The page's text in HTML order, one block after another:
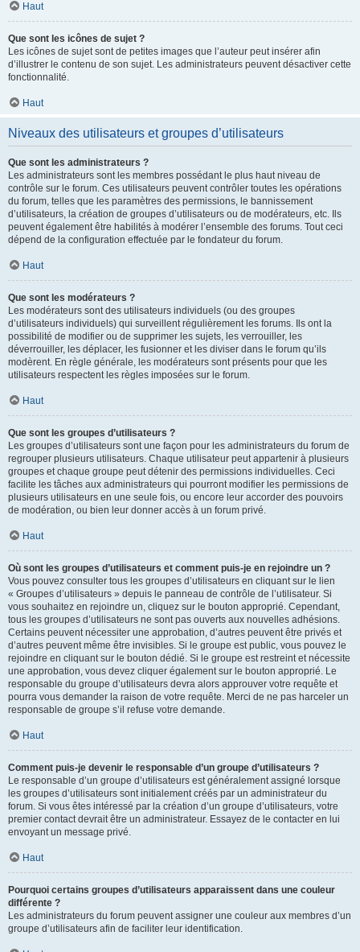
Haut
Que sont les icônes de sujet ?
Les icônes de sujet sont de petites images que l’auteur peut insérer afin
d’illustrer le contenu de son sujet. Les administrateurs peuvent désactiver cette
fonctionnalité.
Haut
Niveaux des utilisateurs et groupes d’utilisateurs
Que sont les administrateurs ?
Les administrateurs sont les membres possédant le plus haut niveau de
contrôle sur le forum. Ces utilisateurs peuvent contrôler toutes les opérations
du forum, telles que les paramètres des permissions, le bannissement
d’utilisateurs, la création de groupes d’utilisateurs ou de modérateurs, etc. Ils
peuvent également être habilités à modérer l’ensemble des forums. Tout ceci
dépend de la configuration effectuée par le fondateur du forum.
Haut
Que sont les modérateurs ?
Les modérateurs sont des utilisateurs individuels (ou des groupes
d’utilisateurs individuels) qui surveillent régulièrement les forums. Ils ont la
possibilité de modifier ou de supprimer les sujets, les verrouiller, les
déverrouiller, les déplacer, les fusionner et les diviser dans le forum qu’ils
modèrent. En règle générale, les modérateurs sont présents pour que les
utilisateurs respectent les règles imposées sur le forum.
Haut
Que sont les groupes d’utilisateurs ?
Les groupes d’utilisateurs sont une façon pour les administrateurs du forum de
regrouper plusieurs utilisateurs. Chaque utilisateur peut appartenir à plusieurs
groupes et chaque groupe peut détenir des permissions individuelles. Ceci
facilite les tâches aux administrateurs qui pourront modifier les permissions de
plusieurs utilisateurs en une seule fois, ou encore leur accorder des pouvoirs
de modération, ou bien leur donner accès à un forum privé.
Haut
Où sont les groupes d’utilisateurs et comment puis-je en rejoindre un ?
Vous pouvez consulter tous les groupes d’utilisateurs en cliquant sur le lien
« Groupes d’utilisateurs » depuis le panneau de contrôle de l’utilisateur. Si
vous souhaitez en rejoindre un, cliquez sur le bouton approprié. Cependant,
tous les groupes d’utilisateurs ne sont pas ouverts aux nouvelles adhésions.
Certains peuvent nécessiter une approbation, d’autres peuvent être privés et
d’autres peuvent même être invisibles. Si le groupe est public, vous pouvez le
rejoindre en cliquant sur le bouton dédié. Si le groupe est restreint et nécessite
une approbation, vous devez cliquer également sur le bouton approprié. Le
responsable du groupe d’utilisateurs devra alors approuver votre requête et
pourra vous demander la raison de votre requête. Merci de ne pas harceler un
responsable de groupe s’il refuse votre demande.
Haut
Comment puis-je devenir le responsable d’un groupe d’utilisateurs ?
Le responsable d’un groupe d’utilisateurs est généralement assigné lorsque
les groupes d’utilisateurs sont initialement créés par un administrateur du
forum. Si vous êtes intéressé par la création d’un groupe d’utilisateurs, votre
premier contact devrait être un administrateur. Essayez de le contacter en lui
envoyant un message privé.
Haut
Pourquoi certains groupes d’utilisateurs apparaissent dans une couleur
différente ?
Les administrateurs du forum peuvent assigner une couleur aux membres d’un
groupe d’utilisateurs afin de faciliter leur identification.